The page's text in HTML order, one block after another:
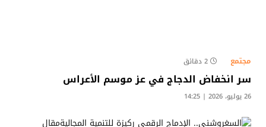
مجتمع 2 دقائق
سر انخفاض الدجاج في عز موسم الأعراس
26 يوليو، 2026 | 14:25